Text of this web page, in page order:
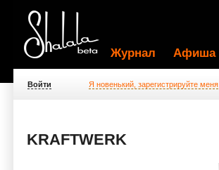
Журнал Афиша
Войти Я новенький, зарегистрируйте меня
KRAFTWERK